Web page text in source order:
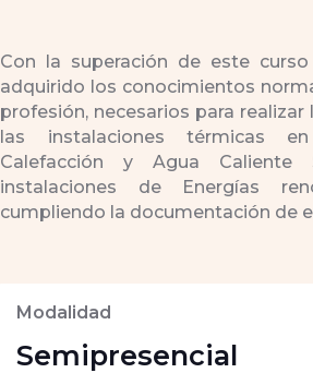
Con la superación de este curso
adquirido los conocimientos
profesión, necesarios para
las instalaciones térmicas
Calefacción y Agua
instalaciones de Energías
cumpliendo la documentación de
Modalidad
Semipresencial